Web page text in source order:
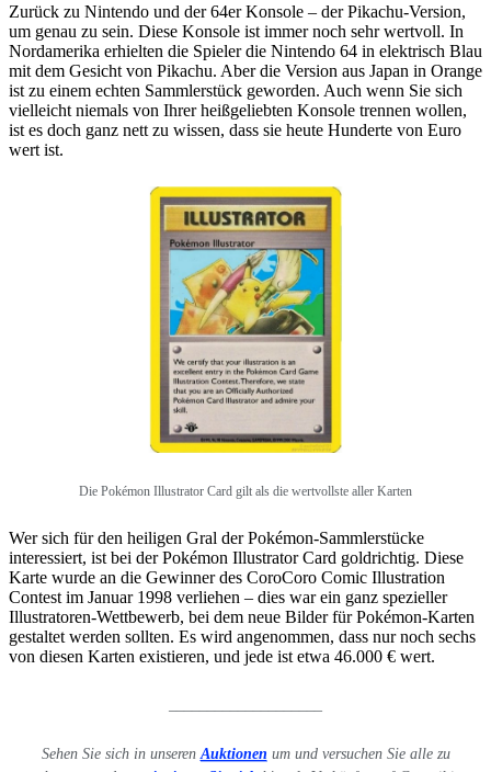
Zurück zu Nintendo und der 64er Konsole – der Pikachu-Version,
um genau zu sein. Diese Konsole ist immer noch sehr wertvoll. In
Nordamerika erhielten die Spieler die Nintendo 64 in elektrisch Blau
mit dem Gesicht von Pikachu. Aber die Version aus Japan in Orange
ist zu einem echten Sammlerstück geworden. Auch wenn Sie sich
vielleicht niemals von Ihrer heißgeliebten Konsole trennen wollen,
ist es doch ganz nett zu wissen, dass sie heute Hunderte von Euro
wert ist.
Die Pokémon Illustrator Card gilt als die wertvollste aller Karten
Wer sich für den heiligen Gral der Pokémon-Sammlerstücke
interessiert, ist bei der Pokémon Illustrator Card goldrichtig. Diese
Karte wurde an die Gewinner des CoroCoro Comic Illustration
Contest im Januar 1998 verliehen – dies war ein ganz spezieller
Illustratoren-Wettbewerb, bei dem neue Bilder für Pokémon-Karten
gestaltet werden sollten. Es wird angenommen, dass nur noch sechs
von diesen Karten existieren, und jede ist etwa 46.000 € wert.
Sehen Sie sich in unserenAuktionen um und versuchen Sie alle zu